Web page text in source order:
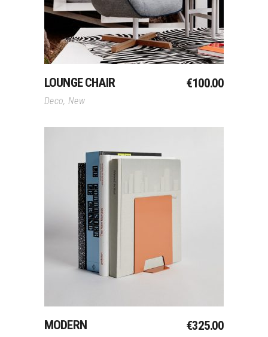
LOUNGE CHAIR €100.00
Deco, New
MODERN €325.00